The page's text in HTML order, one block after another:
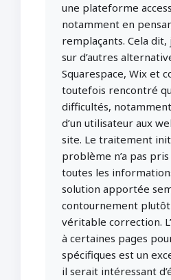
une plateforme
notamment en
remplaçants. Cela
sur d’autres
Squarespace, Wix et
toutefois rencontré
difficultés,
d’un utilisateur aux
site. Le traitement
problème n’a pas
toutes les
solution apportée
contournement plutôt
véritable correction.
à certaines pages
spécifiques est un
il serait intéressant